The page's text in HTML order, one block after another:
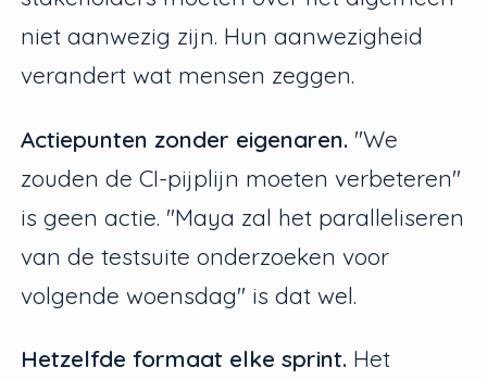
niet aanwezig zijn. Hun aanwezigheid
verandert wat mensen zeggen.
Actiepunten zonder eigenaren. "We
zouden de CI-pijplijn moeten verbeteren"
is geen actie. "Maya zal het paralleliseren
van de testsuite onderzoeken voor
volgende woensdag" is dat wel.
Hetzelfde formaat elke sprint. Het